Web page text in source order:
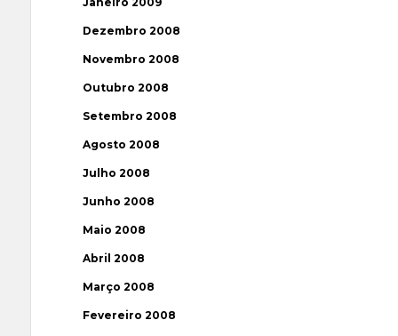
Dezembro 2008
Novembro 2008
Outubro 2008
Setembro 2008
Agosto 2008
Julho 2008
Junho 2008
Maio 2008
Abril 2008
Março 2008
Fevereiro 2008